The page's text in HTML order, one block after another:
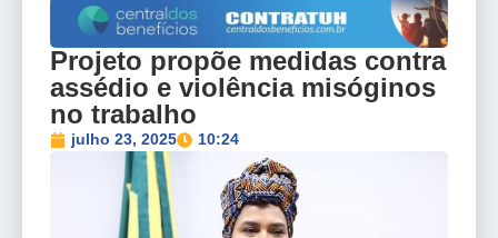
Projeto propõe medidas contra
assédio e violência misóginos
no trabalho
julho 23, 2025 10:24